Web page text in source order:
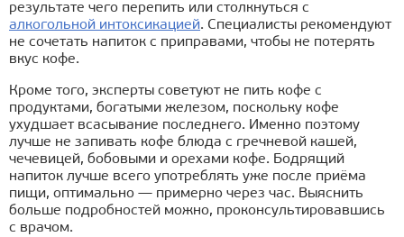
результате чего перепить или столкнуться с
алкогольной интоксикацией. Специалисты рекомендуют
не сочетать напиток с приправами, чтобы не потерять
вкус кофе.
Кроме того, эксперты советуют не пить кофе с
продуктами, богатыми железом, поскольку кофе
ухудшает всасывание последнего. Именно поэтому
лучше не запивать кофе блюда с гречневой кашей,
чечевицей, бобовыми и орехами кофе. Бодрящий
напиток лучше всего употреблять уже после приёма
пищи, оптимально — примерно через час. Выяснить
больше подробностей можно, проконсультировавшись
с врачом.